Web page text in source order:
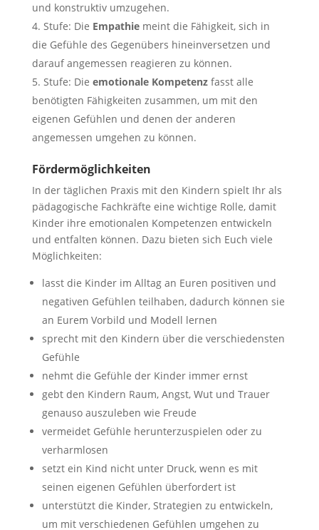
und konstruktiv umzugehen.
Stufe: Die Empathiemeint die Fähigkeit, sich in
die Gefühle des Gegenübers hineinversetzen und
darauf angemessen reagieren zu können.
Stufe: Die emotionale Kompetenzfasst alle
benötigten Fähigkeiten zusammen, um mit den
eigenen Gefühlen und denen der anderen
angemessen umgehen zu können.
Fördermöglichkeiten
In der täglichen Praxis mit den Kindern spielt Ihr als
pädagogische Fachkräfte eine wichtige Rolle, damit
Kinder ihre emotionalen Kompetenzen entwickeln
und entfalten können. Dazu bieten sich Euch viele
Möglichkeiten:
lasst die Kinder im Alltag an Euren positiven und
negativen Gefühlen teilhaben, dadurch können sie
an Eurem Vorbild und Modell lernen
sprecht mit den Kindern über die verschiedensten
Gefühle
nehmt die Gefühle der Kinder immer ernst
gebt den Kindern Raum, Angst, Wut und Trauer
genauso auszuleben wie Freude
vermeidet Gefühle herunterzuspielen oder zu
verharmlosen
setzt ein Kind nicht unter Druck, wenn es mit
seinen eigenen Gefühlen überfordert ist
unterstützt die Kinder, Strategien zu entwickeln,
um mit verschiedenen Gefühlen umgehen zu